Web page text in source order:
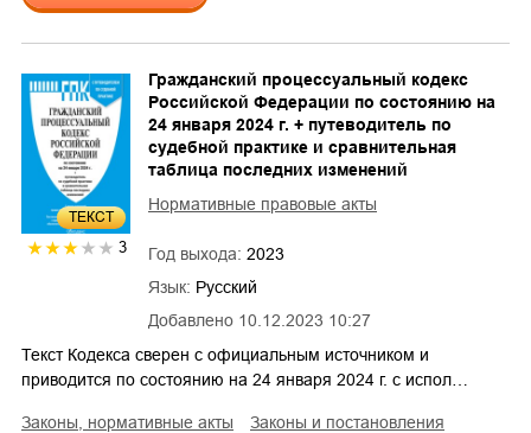
ТЕКСТ
3
Добавлено 10.12.2023 10:27
Гражданский процессуальный кодекс
Российской Федерации по состоянию на
24 января 2024 г. + путеводитель по
судебной практике и сравнительная
таблица последних изменений
Нормативные правовые акты
Год выхода: 2023
Язык: Русский
Текст Кодекса сверен с официальным источником и
приводится по состоянию на 24 января 2024 г. с испол…
законы, нормативные акты
законы и постановления